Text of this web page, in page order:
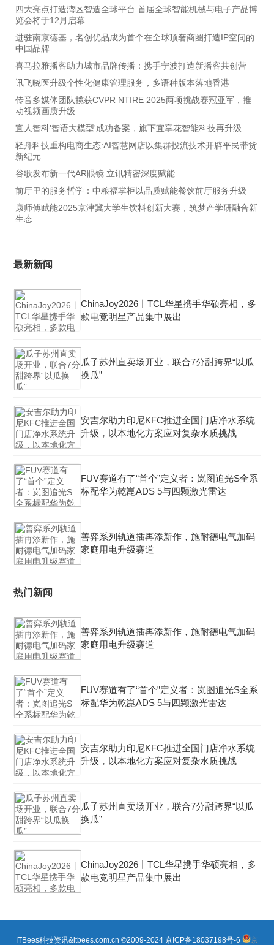
四大亮点打造湾区智造全球平台 首届全球智能机械与电子产品博
览会将于12月启幕
进驻南京德基，名创优品成为首个在全球顶奢商圈打造IP空间的
中国品牌
喜马拉雅播客助力城市品牌传播：携手宁波打造新播客共创营
讯飞晓医升级个性化健康管理服务，多语种版本落地香港
传音多媒体团队揽获CVPR NTIRE 2025两项挑战赛冠亚军，推
动视频画质升级
宜人智科'智语大模型'成功备案，旗下宜享花智能科技再升级
轻舟科技重构电商生态:AI智慧网店以集群投流技术开辟平民带货
新纪元
谷歌发布新一代AR眼镜 立讯精密深度赋能
前厅里的服务哲学：中粮福掌柜以品质赋能餐饮前厅服务升级
康师傅赋能2025京津冀大学生饮料创新大赛，筑梦产学研融合新
生态
最新新闻
ChinaJoy2026丨TCL华星携手华硕亮相，多
款电竞明星产品集中展出
瓜子苏州直卖场开业，联合7分甜跨界“以瓜
换瓜”
安吉尔助力印尼KFC推进全国门店净水系统
升级，以本地化方案应对复杂水质挑战
FUV赛道有了“首个”定义者：岚图追光S全系
标配华为乾崑ADS 5与四颗激光雷达
善弈系列轨道插再添新作，施耐德电气加码
家庭用电升级赛道
热门新闻
善弈系列轨道插再添新作，施耐德电气加码
家庭用电升级赛道
FUV赛道有了“首个”定义者：岚图追光S全系
标配华为乾崑ADS 5与四颗激光雷达
安吉尔助力印尼KFC推进全国门店净水系统
升级，以本地化方案应对复杂水质挑战
瓜子苏州直卖场开业，联合7分甜跨界“以瓜
换瓜”
ChinaJoy2026丨TCL华星携手华硕亮相，多
款电竞明星产品集中展出
ITBees科技资讯&itbees.com.cn ©2009-2024 京ICP备18037198号-6 京